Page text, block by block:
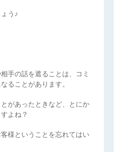
う♪
手の話を遮ることは、コミ
ることがあります。
があったときなど、とにか
よね？
様ということを忘れてはい